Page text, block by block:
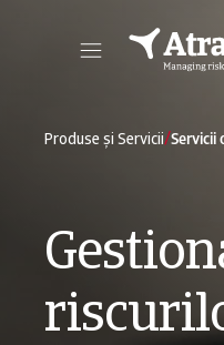
Produse și Servicii/Servicii